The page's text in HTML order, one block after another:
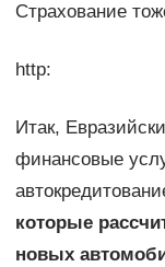
Страхование
http:
Итак,
финансовые
которые
новых